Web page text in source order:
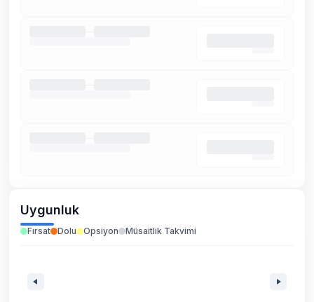
Uygunluk
Fırsat Dolu Opsiyon Müsaitlik Takvimi